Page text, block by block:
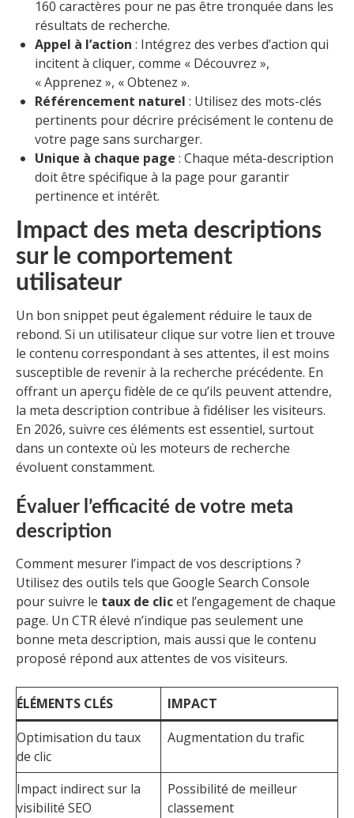
160 caractères pour ne pas être tronquée dans les
résultats de recherche.
Appel à l’action : Intégrez des verbes d’action qui
incitent à cliquer, comme « Découvrez »,
« Apprenez », « Obtenez ».
Référencement naturel : Utilisez des mots-clés
pertinents pour décrire précisément le contenu de
votre page sans surcharger.
Unique à chaque page : Chaque méta-description
doit être spécifique à la page pour garantir
pertinence et intérêt.
Impact des meta descriptions
sur le comportement
utilisateur
Un bon snippet peut également réduire le taux de
rebond. Si un utilisateur clique sur votre lien et trouve
le contenu correspondant à ses attentes, il est moins
susceptible de revenir à la recherche précédente. En
offrant un aperçu fidèle de ce qu’ils peuvent attendre,
la meta description contribue à fidéliser les visiteurs.
En 2026, suivre ces éléments est essentiel, surtout
dans un contexte où les moteurs de recherche
évoluent constamment.
Évaluer l’efficacité de votre meta
description
Comment mesurer l’impact de vos descriptions ?
Utilisez des outils tels que Google Search Console
pour suivre le taux de clicet l’engagement de chaque
page. Un CTR élevé n’indique pas seulement une
bonne meta description, mais aussi que le contenu
proposé répond aux attentes de vos visiteurs.
ÉLÉMENTS CLÉS
IMPACT
Optimisation du taux
de clic
Augmentation du trafic
Impact indirect sur la
visibilité SEO
Possibilité de meilleur
classement